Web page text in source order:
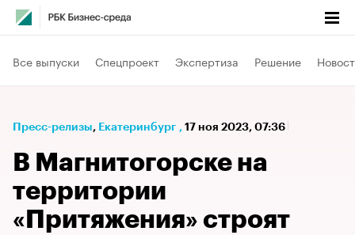
Все выпуски Спецпроект Экспертиза Решение
Пресс-релизы⁠, Екатеринбург , 17 ноя 2023, 07:36
В Магнитогорске на
территории
«Притяжения» строят